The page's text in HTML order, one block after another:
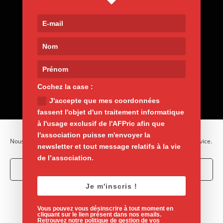
Nous utilisons des cookies pour optimiser notre site web et notre service.
Refuser
Voir les préférences
Contact
9, rue de Nemours 75011 Paris
01 400 30 200
afpric@afpric.org
Mentions légales
Vie privée
Politique de cookies
Cochez la case :
J'accepte que mes coordonnées
fassent l'objet d'un traitement informatique
à l'usage exclusif de l'AFPric afin que
l'association puisse m'envoyer la
newsletter et tout message relatifs à la vie
de l’association.
Je m'inscris !
Vous pouvez vous désinscrire à tout moment en
cliquant sur le lien présent dans nos emails.
Retrouvez notre politique de gestion de vos